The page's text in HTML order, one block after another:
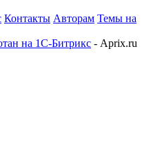
Контакты Авторам Темы на
на 1С-Битрикс - Aprix.ru